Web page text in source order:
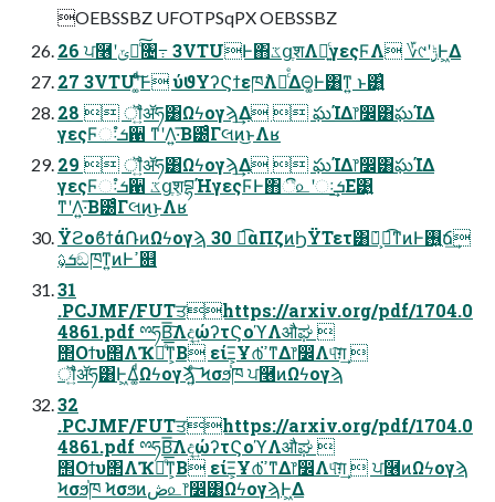
OEBSSBZ UFOTPSqPX OEBSSBZ
26 ਪ࿦ʹݶఆͨ͠৔߹ 3VTUͰ΋ػցֶशΛ༻͍ͨγεςϜΛ ؆୯ʹ࣮ݱͰ͖Δ
27 3VTUʹ͚ͨͩ͠Ͱ ύϑΥʔϚϯεཁ݅ΛຬͨͤΔΘ͚Ͱ͸ͳ͍ ͱ͸͍͑
28  ॏ͍ͨॲཧ͸Ωϟογϡ͢Δ  ఘΊΔ෦෼͸ఘΊΔ
γεςϜઃܭํ਑ ͳʹΛ͍·͞Β౰ͨΓલͷ͜ͱΛʁ
29  ॏ͍ͨॲཧ͸Ωϟογϡ͢Δ  ఘΊΔ෦෼͸ఘΊΔ
γεςϜઃܭํ਑ ػցֶश͕བྷΉγεςϜͰ΋ී௨ʹઃܭ͢Ε͹͍͍
ͳʹΛ͍·͞Β౰ͨΓલͷ͜ͱΛʁ
Ϋϩοϐϯά݁ՌͷΩϟογϡ 30 ಉ͡αΠζͷϦΫΤετ͸݁Ռ͕ಉ͡ͳͷͰ࢖͍ճ͢
ܭࢉ͕ඞཁͳ͍ͷͰߴ଎
31
.PCJMF/FUTਤhttps://arxiv.org/pdf/1704.0
4861.pdf ྉཧΒ͠͞Λද͢ώʔτϚοϓΛऔಘ 
΢Οϯυ΢ΛҠಈͤ͞ͳ͕Β είΞ͕Ұ൪ߴ͘ͳΔ෦෼Λ୳͠ग़͢ 
ॏ͍ͨॲཧ͸Ͱ͖Δ͚ͩΩϟογϡ͍ͨ͠ Ϟσϧ֓ཁ ਪ࿦ͷΩϟογϡ
32
.PCJMF/FUTਤhttps://arxiv.org/pdf/1704.0
4861.pdf ྉཧΒ͠͞Λද͢ώʔτϚοϓΛऔಘ 
΢Οϯυ΢ΛҠಈͤ͞ͳ͕Β είΞ͕Ұ൪ߴ͘ͳΔ෦෼Λ୳͠ग़͢  ਪ࿦ͷΩϟογϡ
Ϟσϧ֓ཁ Ϟσϧͷڞ௨෦෼͸ΩϟογϡͰ͖Δ